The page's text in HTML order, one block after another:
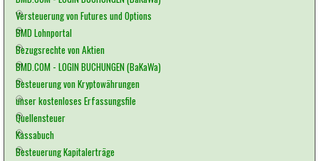
Versteuerung von Futures und Options
BMD Lohnportal
Bezugsrechte von Aktien
BMD.COM - LOGIN BUCHUNGEN (BaKaWa)
Besteuerung von Kryptowährungen
unser kostenloses Erfassungsfile
Quellensteuer
Kassabuch
Besteuerung Kapitalerträge